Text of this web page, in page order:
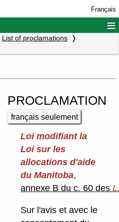
Français
≡
List of proclamations
PROCLAMATION
français seulement
Loi modifiant la
Loi sur les
allocations d'aide
du Manitoba,
annexe B du c. 60 des
Sur l'avis et avec le